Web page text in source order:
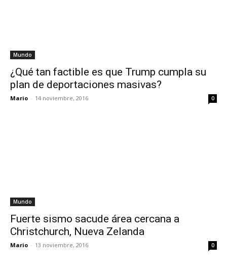
Mundo
¿Qué tan factible es que Trump cumpla su
plan de deportaciones masivas?
Mario - 14 noviembre, 2016 0
Mundo
Fuerte sismo sacude área cercana a
Christchurch, Nueva Zelanda
Mario - 13 noviembre, 2016 0